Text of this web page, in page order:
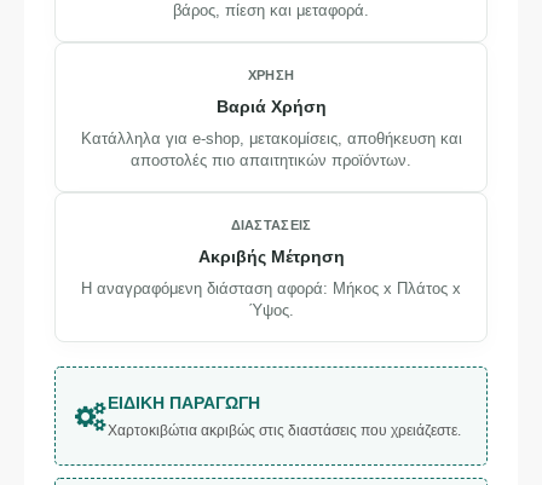
βάρος, πίεση και μεταφορά.
ΧΡΉΣΗ
Βαριά Χρήση
Κατάλληλα για e-shop, μετακομίσεις, αποθήκευση και
αποστολές πιο απαιτητικών προϊόντων.
ΔΙΑΣΤΆΣΕΙΣ
Ακριβής Μέτρηση
Η αναγραφόμενη διάσταση αφορά: Μήκος x Πλάτος x
Ύψος.
ΕΙΔΙΚΉ ΠΑΡΑΓΩΓΉ
Χαρτοκιβώτια ακριβώς στις διαστάσεις που χρειάζεστε.